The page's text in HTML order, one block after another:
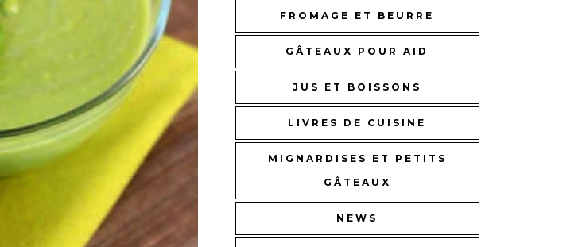
FROMAGE ET BEURRE
GÂTEAUX POUR AID
JUS ET BOISSONS
LIVRES DE CUISINE
MIGNARDISES ET PETITS
GÂTEAUX
NEWS